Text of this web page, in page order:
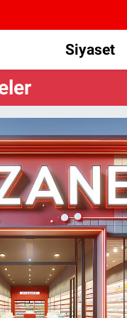
Siyaset